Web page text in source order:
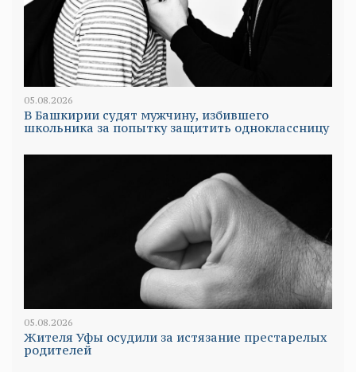
05.08.2026
В Башкирии судят мужчину, избившего
школьника за попытку защитить одноклассницу
05.08.2026
Жителя Уфы осудили за истязание престарелых
родителей